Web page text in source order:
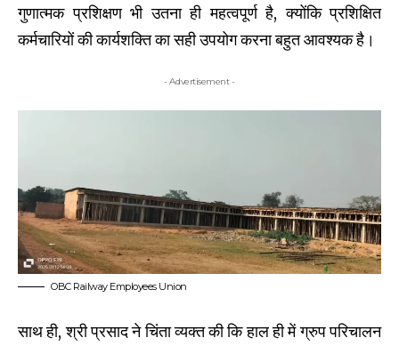
गुणात्मक प्रशिक्षण भी उतना ही महत्वपूर्ण है, क्योंकि प्रशिक्षित
कर्मचारियों की कार्यशक्ति का सही उपयोग करना बहुत आवश्यक है।
- Advertisement -
OBC Railway Employees Union
साथ ही, श्री प्रसाद ने चिंता व्यक्त की कि हाल ही में ग्रुप परिचालन